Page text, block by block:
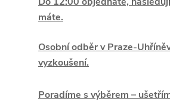
máte.
Osobní odběr v Praze-
vyzkoušení.
Poradíme s výběrem –